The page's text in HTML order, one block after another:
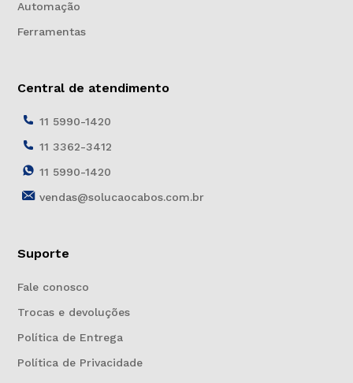
Automação
Ferramentas
Central de atendimento
11 5990-1420
11 3362-3412
11 5990-1420
vendas@solucaocabos.com.br
Suporte
Fale conosco
Trocas e devoluções
Política de Entrega
Política de Privacidade